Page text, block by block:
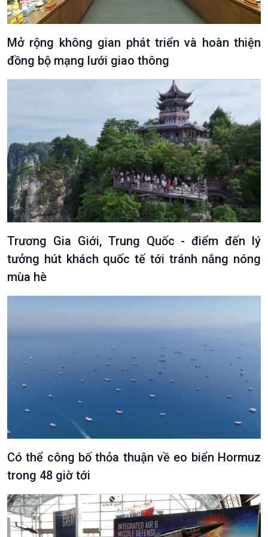
Văn hoá & Du lịch
Tin Văn hoá & Du lịch
Chát với người nổi tiếng
Câu chuyện Thể thao
Multimedia
Ảnh
Video
E-Magazine
Mở rộng không gian phát triển và hoàn thiện
đồng bộ mạng lưới giao thông
Trương Gia Giới, Trung Quốc - điểm đến lý
tưởng hút khách quốc tế tới tránh nắng nóng
mùa hè
Có thể công bố thỏa thuận về eo biển Hormuz
trong 48 giờ tới